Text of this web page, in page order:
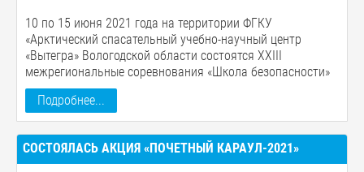
10 по 15 июня 2021 года на территории ФГКУ
«Арктический спасательный учебно-научный центр
«Вытегра» Вологодской области состоятся XXIII
межрегиональные соревнования «Школа безопасности»
Подробнее...
СОСТОЯЛАСЬ АКЦИЯ «ПОЧЕТНЫЙ КАРАУЛ-2021»